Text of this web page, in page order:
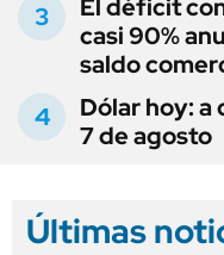
El déficit
casi 90%
saldo
Dólar hoy:
7 de agosto
Últimas